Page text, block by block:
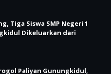
Tiga Siswa SMP Negeri 1
Dikeluarkan dari
Paliyan Gunungkidul,